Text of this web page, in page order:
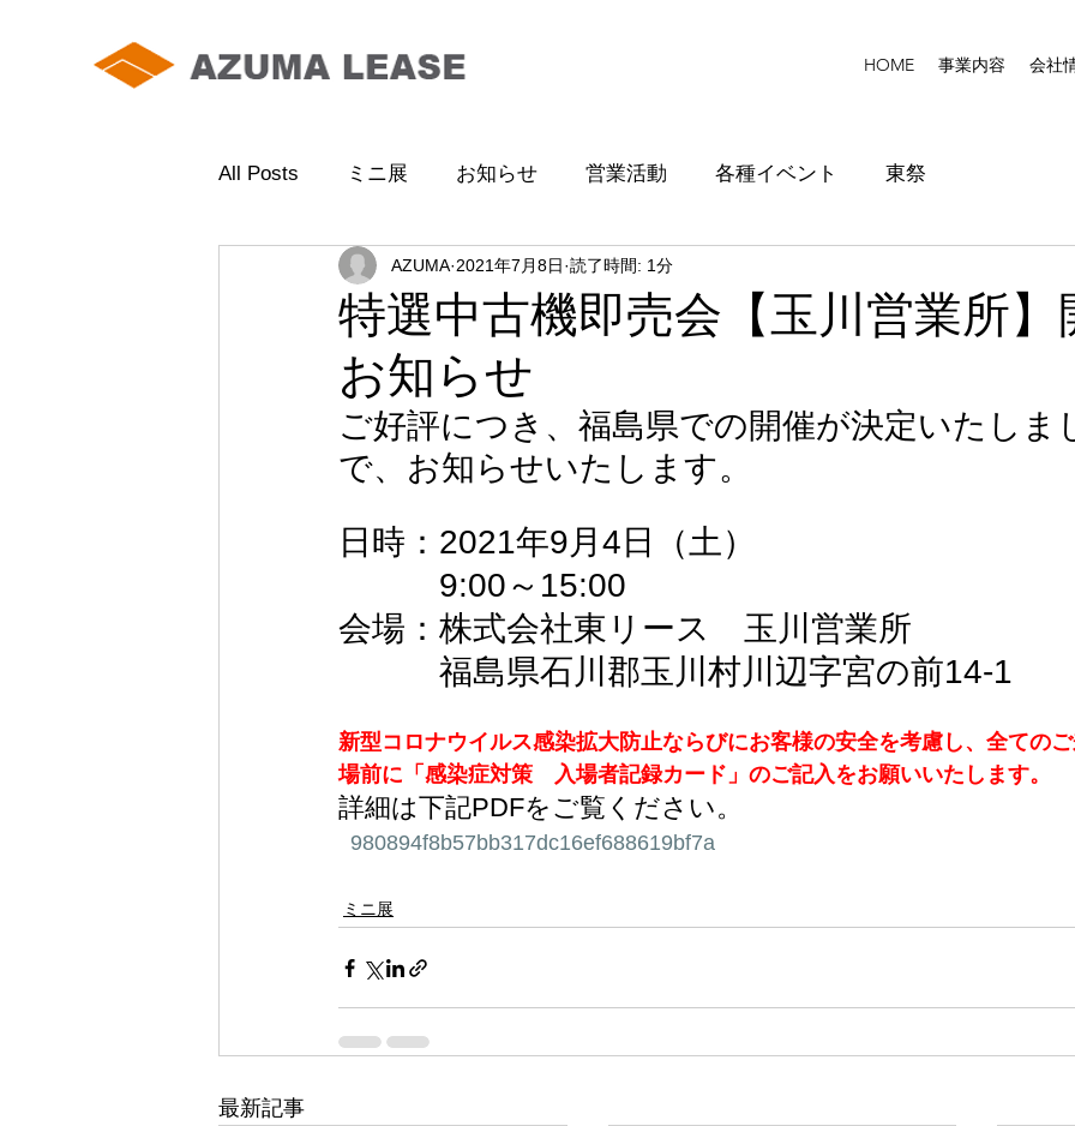
HOME 事業内容 会社
All Posts ミニ展 お知らせ 営業活動 各種イベント 東祭
特選中古機即売会【玉川営業所】
お知らせ
AZUMA 2021年7月8日 読了時間: 1分
ご好評につき、福島県での開催が決定いたしま
で、お知らせいたします。
日時：2021年9月4日（土）
9:00～15:00
会場：株式会社東リース　玉川営業所
福島県石川郡玉川村川辺字宮の前14-1
新型コロナウイルス感染拡大防止ならびにお客様の安全を考慮し、全ての
場前に「感染症対策　入場者記録カード」のご記入をお願いいたします。
詳細は下記PDFをご覧ください。
980894f8b57bb317dc16ef688619bf7a
ミニ展
最新記事